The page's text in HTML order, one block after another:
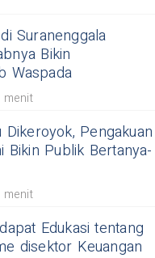
Suranenggala
Bikin
Waspada
menit
Dikeroyok, Pengakuan
Bikin Publik Bertanya-
menit
Edukasi tentang
disektor Keuangan